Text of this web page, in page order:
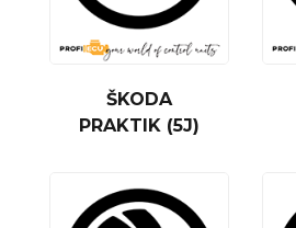
ŠKODA
PRAKTIK (5J)